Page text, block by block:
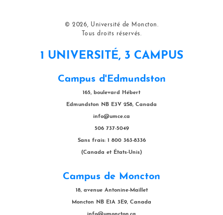
© 2026, Université de Moncton.
Tous droits réservés.
1 UNIVERSITÉ, 3 CAMPUS
Campus d'Edmundston
165, boulevard Hébert
Edmundston NB E3V 2S8, Canada
info@umce.ca
506 737-5049
Sans frais: 1 800 363-8336
(Canada et États-Unis)
Campus de Moncton
18, avenue Antonine-Maillet
Moncton NB E1A 3E9, Canada